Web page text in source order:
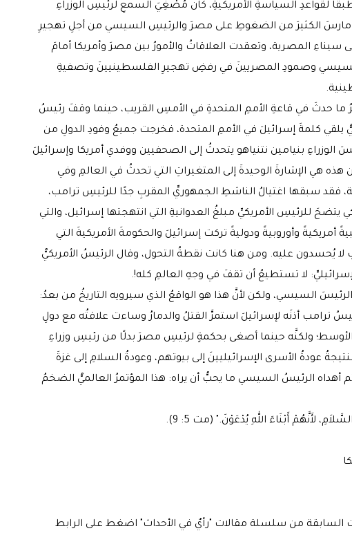
طبقًا لقواعدِ السياسةِ الأمريكيةِ، كان مُصْغِيَ السمعِ لرئيسِ الوزراءِ
مارسَ الكثيرَ من الضغوطِ على مصرَ والرئيسِ السيسي من أجلِ تهجيرِ
سيناءِ المصرية، وتعقدت العلاقاتُ والأمورُ بين مصرَ وأمريكا أمامَ
وصمودِ المصريينَ في رفضِ تهجيرِ الفلسطينيينَ وتصفيةِ
ما حدثَ في قاعةِ الأممِ المتحدةِ في الأمسِ القريب، حينما وقفَ رئيسُ
يلقي كلمةَ إسرائيلَ في الأممِ المتحدة، فخرجت جميعُ وفودِ الدولِ من
الوزراءِ بنيامين نتنياهو يتحدثُ إلى الصحفيين ووفدي أمريكا وإسرائيلَ
هذه هي الإشارةَ الوحيدةَ إلى المتغيراتِ التي تحدثُ في العالمِ وفي
فقد سبقها اغتيالُ الناشطِ الجمهوريِّ المقربِ جدًا للرئيسِ ترامب،
يتضحَ للرئيسِ الأمريكيِّ مبلغُ العدوانيةِ التي انتهجتها إسرائيل، والتي
أمريكيةً وأوروبيةً ودوليةً تركت إسرائيلَ والحكومةَ الأمريكيةَ التي
يُحسدون عليه. ومن هنا كانت نقطةُ التحول، وقال الرئيسُ الأمريكيُّ
لا تستطيعُ أن تقفَ في وجهِ العالمِ كله!.
السيسي، ولكن لأنَّ هذا هو الواقعُ الذي سيرويه التاريخُ من بعدُ:
ترامب أذنَه لإسرائيلَ استمرَّ القتلُ والدمارُ وساءت علاقتُه مع دولِ
ولكنَّه حينما أصغى بحكمةٍ لرئيسِ مصرَ بدلًا من رئيسِ وزراءِ
عودةُ الأسرى الإسرائيليينَ إلى بيوتهم، وعودةُ السلامِ إلى غزةَ
ثم أهداه الرئيسُ السيسي ما يحبُّ أن يراه: هذا المؤتمرُ العالميُّ الضخمُ
لأَنَّهُمْ أَبْنَاءَ اللهِ يُدْعَوْنَ." (مت 5: 9).
السابقة من سلسلة مقالات "رأيٌ في الأحداث" اضغط على الرابط